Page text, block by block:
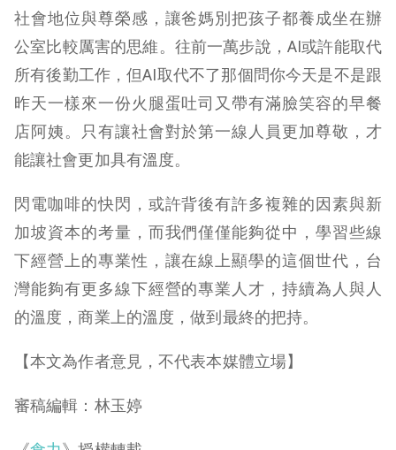
社會地位與尊榮感，讓爸媽別把孩子都養成坐在辦
公室比較厲害的思維。往前一萬步說，AI或許能取代
所有後勤工作，但AI取代不了那個問你今天是不是跟
昨天一樣來一份火腿蛋吐司又帶有滿臉笑容的早餐
店阿姨。只有讓社會對於第一線人員更加尊敬，才
能讓社會更加具有溫度。
閃電咖啡的快閃，或許背後有許多複雜的因素與新
加坡資本的考量，而我們僅僅能夠從中，學習些線
下經營上的專業性，讓在線上顯學的這個世代，台
灣能夠有更多線下經營的專業人才，持續為人與人
的溫度，商業上的溫度，做到最終的把持。
【本文為作者意見，不代表本媒體立場】
審稿編輯：林玉婷